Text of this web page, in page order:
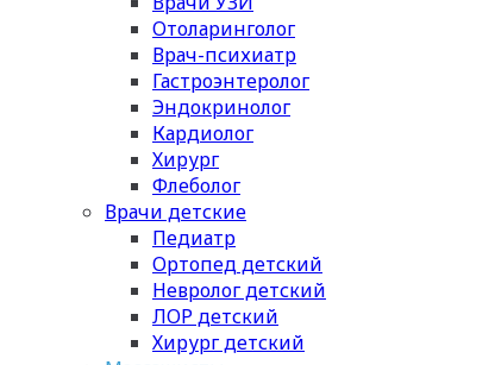
Отоларинголог
Врач-психиатр
Гастроэнтеролог
Эндокринолог
Кардиолог
Хирург
Флеболог
Врачи детские
Педиатр
Ортопед детский
Невролог детский
ЛОР детский
Хирург детский